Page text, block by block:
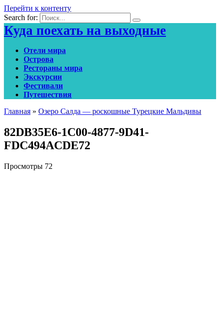
Перейти к контенту
Search for:
Куда поехать на выходные
Отели мира
Острова
Рестораны мира
Экскурсии
Фестивали
Путешествия
Главная » Озеро Салда — роскошные Турецкие Мальдивы
82DB35E6-1C00-4877-9D41-
FDC494ACDE72
Просмотры 72